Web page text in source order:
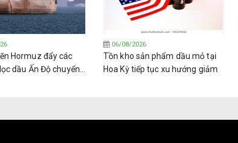
Hormuz đẩy các
dầu Ấn Độ chuyển
06/08/2026
Tồn kho sản phẩm dầu mỏ tại
Hoa Kỳ tiếp tục xu hướng giảm